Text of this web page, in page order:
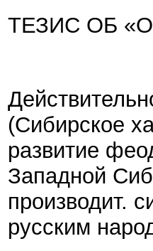
ТЕЗИС ОБ
(Сибирское
развитие
Западной
производит.
русским